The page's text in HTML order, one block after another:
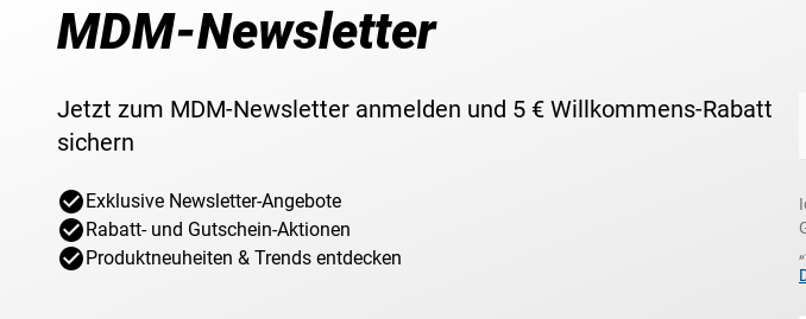
MDM-Newsletter
Jetzt zum MDM-Newsletter anmelden und 5 € Willkommens-Rabatt
sichern
Exklusive Newsletter-Angebote
Rabatt- und Gutschein-Aktionen
Produktneuheiten & Trends entdecken